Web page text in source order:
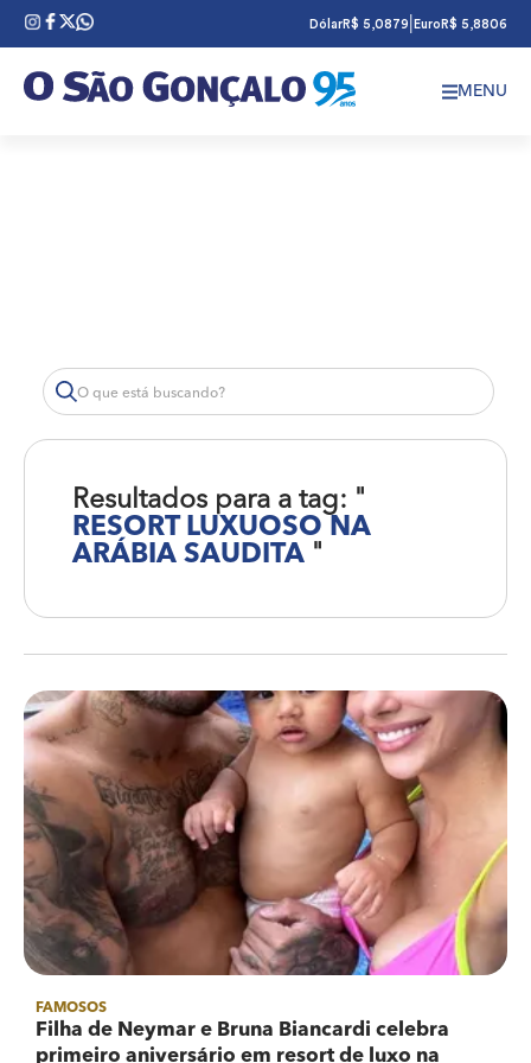
DólarR$ 5,0879 Euro R$ 5,8806
MENU
Resultados para a tag: "
RESORT LUXUOSO NA
ARÁBIA SAUDITA "
FAMOSOS
Filha de Neymar e Bruna Biancardi celebra
primeiro aniversário em resort de luxo na